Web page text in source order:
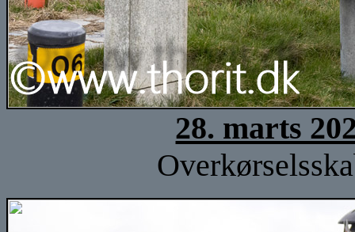
28. marts